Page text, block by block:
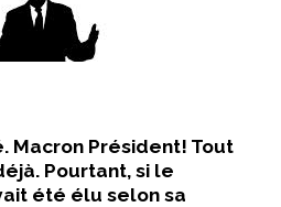
Macron Président! Tout
Pourtant, si le
été élu selon sa